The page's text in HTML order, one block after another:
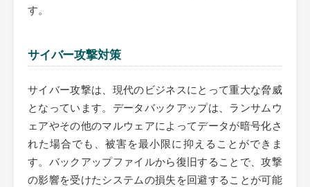
す。
サイバー攻撃対策
サイバー攻撃は、現代のビジネスにとって重大な脅威
となっています。データバックアップは、ランサムウ
ェアやその他のマルウェアによってデータが暗号化さ
れた場合でも、被害を最小限に抑えることができま
す。バックアップファイルから復旧することで、攻撃
の影響を受けたシステムの損失を回避することが可能